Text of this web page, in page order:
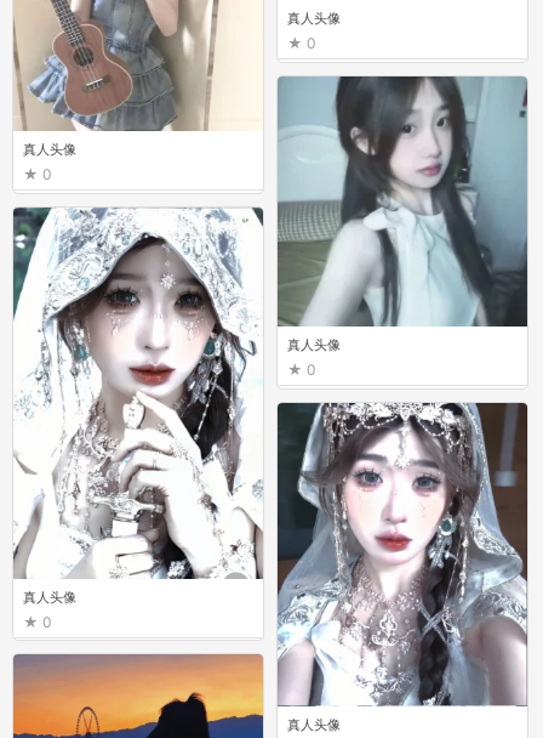
真人头像
0
真人头像
0
真人头像
0
真人头像
真人头像
0